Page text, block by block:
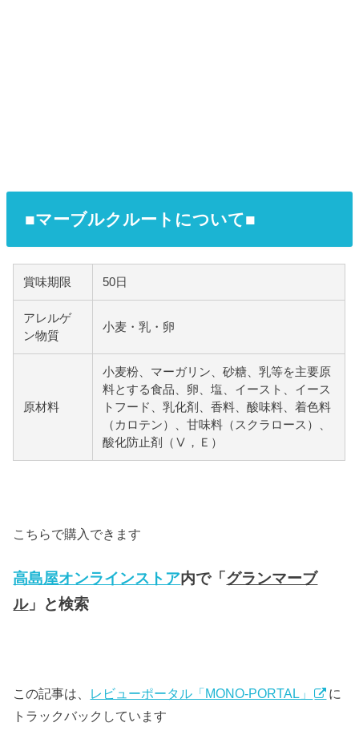
■マーブルクルートについて■
賞味期限 50日
アレルゲ
ン物質
小麦・乳・卵
原材料
小麦粉、マーガリン、砂糖、乳等を主要原
料とする食品、卵、塩、イースト、イース
トフード、乳化剤、香料、酸味料、着色料
（カロテン）、甘味料（スクラロース）、
酸化防止剤（Ⅴ，Ｅ）
こちらで購入できます
高島屋オンラインストア内で「 グランマーブ
ル」と検索
この記事は、 レビューポータル「MONO-PORTAL」
に
トラックバックしています